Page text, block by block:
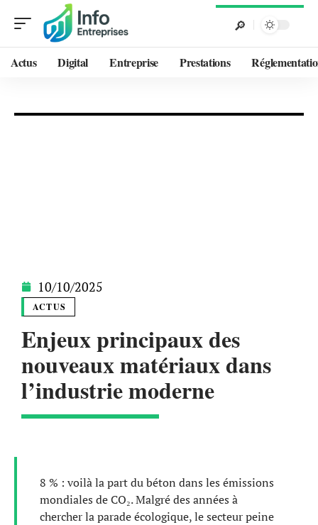
Actus Digital Entreprise Prestations
10/10/2025
ACTUS
Enjeux principaux des
nouveaux matériaux dans
l’industrie moderne
8 % : voilà la part du béton dans les émissions
mondiales de CO₂. Malgré des années à
chercher la parade écologique, le secteur peine